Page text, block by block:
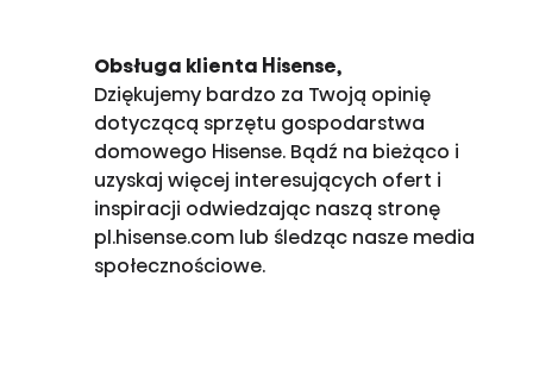
Obsługa klienta Hisense,
Dziękujemy bardzo za Twoją opinię
dotyczącą sprzętu gospodarstwa
domowego Hisense. Bądź na bieżąco i
uzyskaj więcej interesujących ofert i
inspiracji odwiedzając naszą stronę
pl.hisense.com lub śledząc nasze media
społecznościowe.